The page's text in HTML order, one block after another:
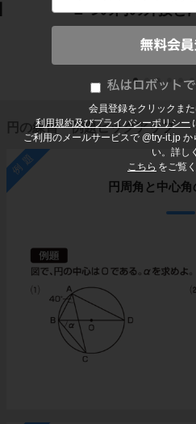
会員登録をクリックまた
利用規約及びプライバシーポリシー
ご利用のメールサービスで @try-it.jp
い。詳し
こちら をご覧
２つの円の外接と
円の練習・例題ピックアップ
例題
円周角と中心